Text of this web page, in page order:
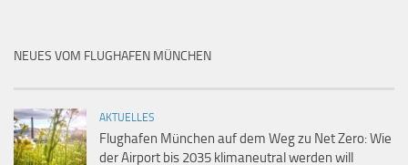
NEUES VOM FLUGHAFEN MÜNCHEN
AKTUELLES
Flughafen München auf dem Weg zu Net Zero: Wie
der Airport bis 2035 klimaneutral werden will